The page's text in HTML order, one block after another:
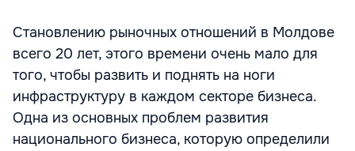
Становлению рыночных отношений в Молдове
всего 20 лет, этого времени очень мало для
того, чтобы развить и поднять на ноги
инфраструктуру в каждом секторе бизнеса.
Одна из основных проблем развития
национального бизнеса, которую определили